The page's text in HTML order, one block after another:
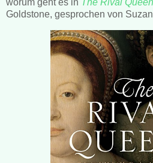
Goldstone, gesprochen von